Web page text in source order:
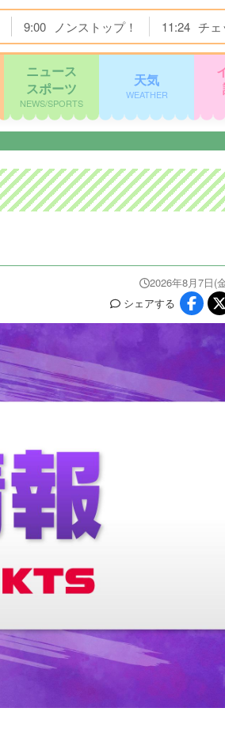
9:00 ノンストップ！ 11:24 チェ
ニュース
スポーツ
NEWS/SPORTS
天気
WEATHER
2026年8月7日(
シェアする